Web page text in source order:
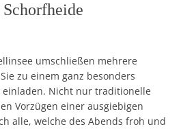
umschließen mehrere
zu einem ganz besonders
Nicht nur traditionelle
Vorzügen einer ausgiebigen
alle, welche des Abends froh und